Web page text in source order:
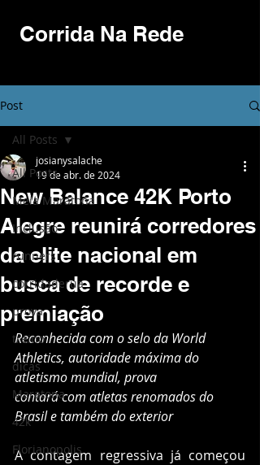
Corrida Na Rede
Post
All Posts
Meia Maratona
Inclusão
runners
corridaderua
prova
treino
dicas
Maratona
42k
Florianopolis
All Posts
New Balance 42K Porto
Alegre reunirá corredores
da elite nacional em
busca de recorde e
premiação
josianysalache
19 de abr. de 2024
Reconhecida com o selo da World
Athletics, autoridade máxima do
atletismo mundial, prova
contará com atletas renomados do
Brasil e também do exterior
A contagem regressiva já começou